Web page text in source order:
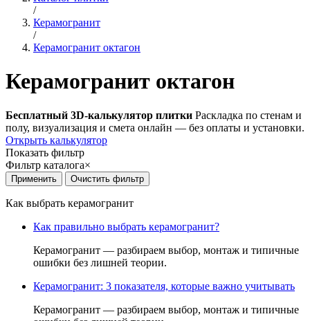
/
Керамогранит
/
Керамогранит октагон
Керамогранит октагон
Бесплатный 3D-калькулятор плитки Раскладка по стенам и
полу, визуализация и смета онлайн — без оплаты и установки.
Открыть калькулятор
Показать фильтр
Фильтр каталога×
Как выбрать керамогранит
Как правильно выбрать керамогранит?
Керамогранит — разбираем выбор, монтаж и типичные
ошибки без лишней теории.
Керамогранит: 3 показателя, которые важно учитывать
Керамогранит — разбираем выбор, монтаж и типичные